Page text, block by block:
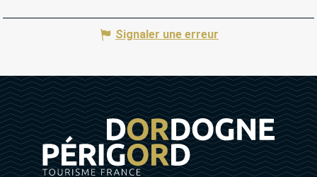
Signaler une erreur